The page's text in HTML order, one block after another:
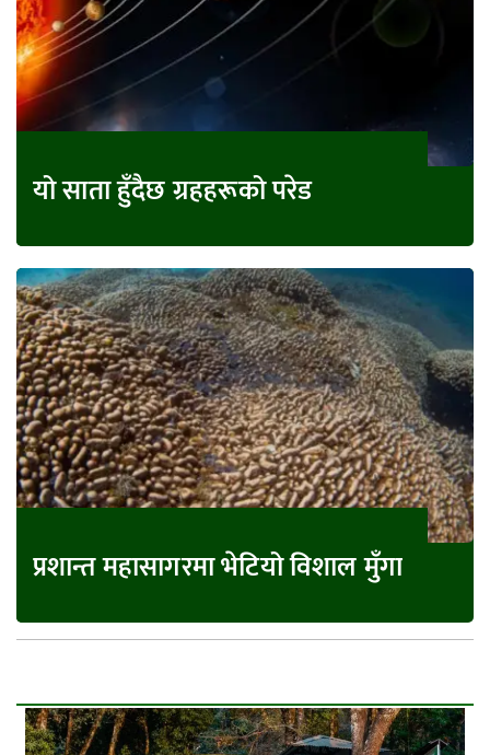
यो साता हुँदैछ ग्रहहरूको परेड
प्रशान्त महासागरमा भेटियो विशाल मुँगा